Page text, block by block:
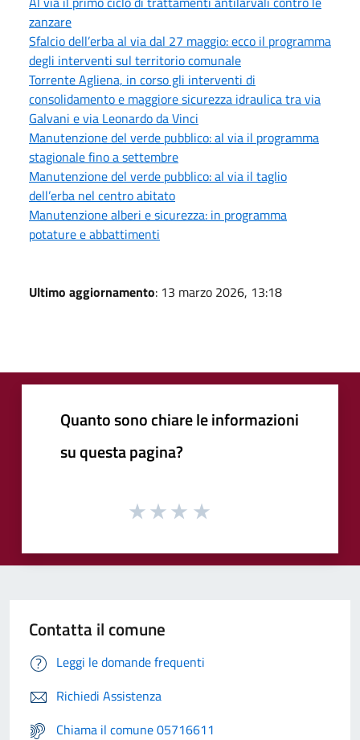
zanzare
Sfalcio dell’erba al via dal 27 maggio: ecco il programma
degli interventi sul territorio comunale
Torrente Agliena, in corso gli interventi di
consolidamento e maggiore sicurezza idraulica tra via
Galvani e via Leonardo da Vinci
Manutenzione del verde pubblico: al via il programma
stagionale fino a settembre
Manutenzione del verde pubblico: al via il taglio
dell’erba nel centro abitato
Manutenzione alberi e sicurezza: in programma
potature e abbattimenti
Ultimo aggiornamento: 13 marzo 2026, 13:18
Quanto sono chiare le informazioni
su questa pagina?
Contatta il comune
Leggi le domande frequenti
Richiedi Assistenza
Chiama il comune 05716611